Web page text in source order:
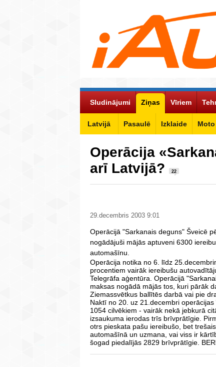
Sludinājumi Ziņas
Latvijā Pasaulē Izklaide Moto
Vīriem
Operācija
arī Latvijā?
22
29.decembris 2003 9:01
Operācijā "Sarkanais deguns" Šveicē
nogādājuši mājās aptuveni 6300
automašīnu.
Operācija notika no 6. līdz
procentiem vairāk iereibušu
Telegrāfa aģentūra. Operācijā
maksas nogādā mājās tos, kuri pārāk
Ziemassvētkus ballītēs darbā vai pie
Naktī no 20. uz 21.decembri
1054 cilvēkiem - vairāk nekā jebkurā
izsaukuma ierodas trīs brīvprātīgie.
otrs pieskata pašu iereibušo, bet
automašīnā un uzmana, vai viss ir
šogad piedalījās 2829 brīvprātīgie.